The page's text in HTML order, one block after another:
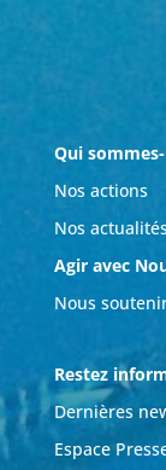
Qui
Nos actions
Nos
Agir avec
Nous
Restez
Dernières
Espace